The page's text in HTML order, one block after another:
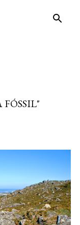
principal